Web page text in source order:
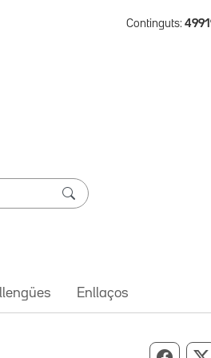
Continguts:
Enllaços